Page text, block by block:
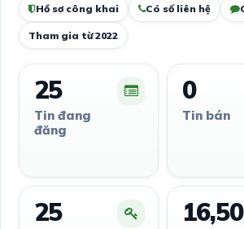
Hồ sơ công khai Có số liên hệ
Tham gia từ 2022
25
Tin đang
đăng
0
Tin bán
25